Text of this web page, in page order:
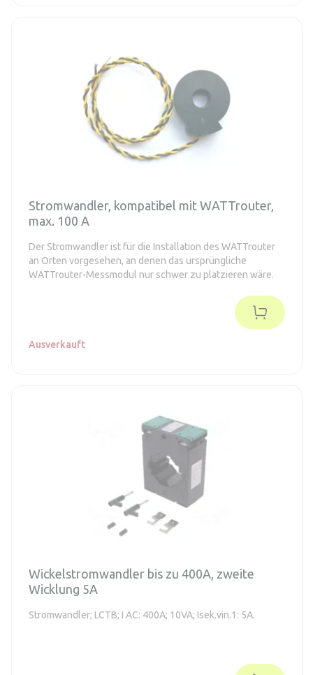
Stromwandler, kompatibel mit WATTrouter,
max. 100 A
Der Stromwandler ist für die Installation des WATTrouter
an Orten vorgesehen, an denen das ursprüngliche
WATTrouter-Messmodul nur schwer zu platzieren wäre.
Ausverkauft
Wickelstromwandler bis zu 400A, zweite
Wicklung 5A
Stromwandler; LCTB; I AC: 400A; 10VA; Isek.vin.1: 5A.